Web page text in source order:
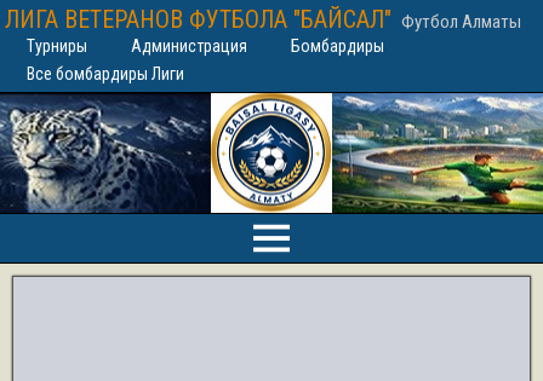
ЛИГА ВЕТЕРАНОВ ФУТБОЛА "БАЙСАЛ" Футбол Алматы
Турниры Администрация
Бомбардиры
Все бомбардиры Лиги